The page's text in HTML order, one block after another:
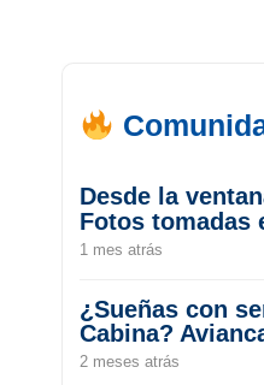
Desde la
Fotos tomadas
1 mes atrás
¿Sueñas con
Cabina?
2 meses atrás